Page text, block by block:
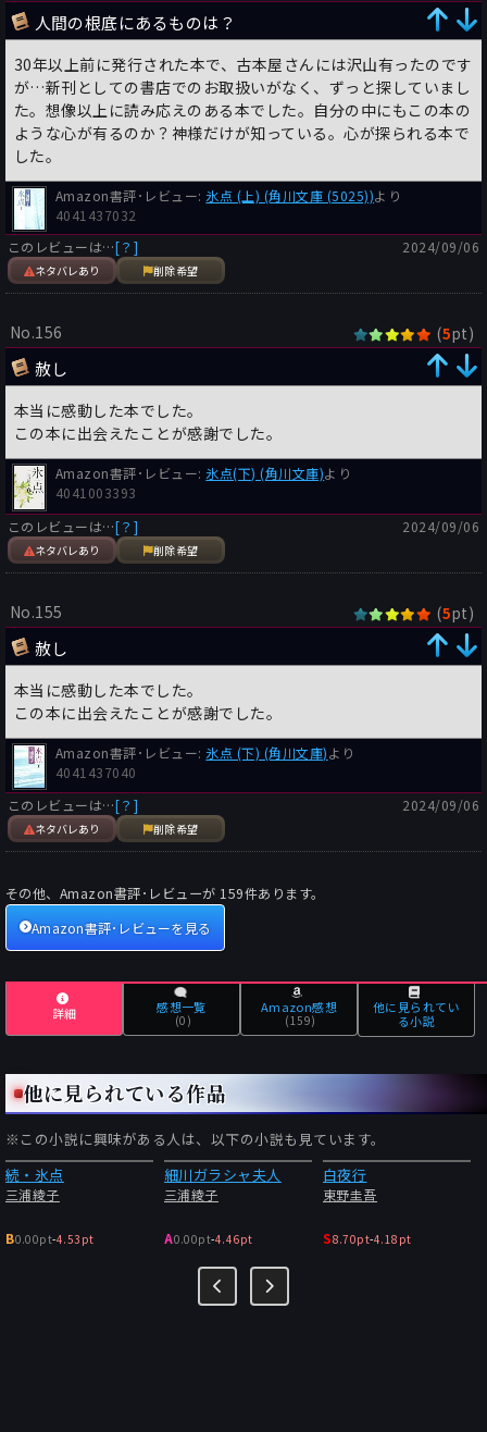
人間の根底にあるものは？
30年以上前に発行された本で、古本屋さんには沢山有ったのです
が…新刊としての書店でのお取扱いがなく、ずっと探していまし
た。想像以上に読み応えのある本でした。自分の中にもこの本の
ような心が有るのか？神様だけが知っている。心が探られる本で
した。
Amazon書評･レビュー:氷点 (上) (角川文庫 (5025))より
4041437032
このレビューは…[？]
ネタバレあり 削除希望
2024/09/06
No.156 (5pt)
赦し
本当に感動した本でした。
この本に出会えたことが感謝でした。
Amazon書評･レビュー:氷点(下) (角川文庫)より
4041003393
このレビューは…[？]
ネタバレあり 削除希望
2024/09/06
No.155 (5pt)
赦し
本当に感動した本でした。
この本に出会えたことが感謝でした。
Amazon書評･レビュー:氷点 (下) (角川文庫)より
4041437040
このレビューは…[？]
ネタバレあり 削除希望
2024/09/06
その他、Amazon書評･レビューが159件あります。
Amazon書評･レビューを見る
詳細 感想一覧
(0)
Amazon感想
(159)
他に見られてい
る小説
他に見られている作品
※この小説に興味がある人は、以下の小説も見ています。
続・氷点
三浦綾子
B0.00pt-4.53pt
細川ガラシャ夫人
三浦綾子
A0.00pt-4.46pt
白夜行
東野圭吾
S8.70pt-4.18pt